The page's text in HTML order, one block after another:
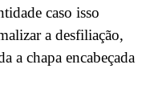
caso isso
a desfiliação,
a chapa encabeçada